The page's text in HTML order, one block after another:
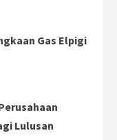
Gas Elpigi
Lulusan